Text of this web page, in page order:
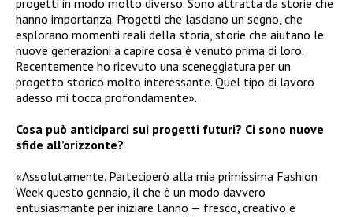
progetti in modo molto diverso. Sono attratta da storie che
hanno importanza. Progetti che lasciano un segno, che
esplorano momenti reali della storia, storie che aiutano le
nuove generazioni a capire cosa è venuto prima di loro.
Recentemente ho ricevuto una sceneggiatura per un
progetto storico molto interessante. Quel tipo di lavoro
adesso mi tocca profondamente».
Cosa può anticiparci sui progetti futuri? Ci sono nuove
sfide all’orizzonte?
«Assolutamente. Parteciperò alla mia primissima Fashion
Week questo gennaio, il che è un modo davvero
entusiasmante per iniziare l’anno — fresco, creativo e